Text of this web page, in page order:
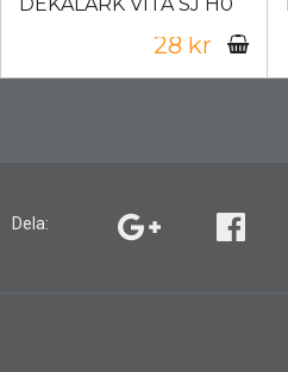
DEKALARK VITA SJ H0
28 kr
Dela: